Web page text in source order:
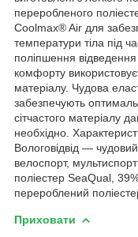
переробленого
Coolmax® Air для
температури тіла під
поліпшення
комфорту
матеріалу. Чудова
забезпечують
сітчастого матеріалу
необхідно.
Вологовідвід —
велоспорт,
поліестер SeaQual,
перероблений
Приховати